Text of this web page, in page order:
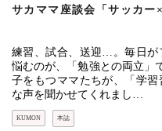
サカママ座談会「サッカー
練習、試合、送迎…。毎日が
悩むのが、「勉強との両立」
子をもつママたちが、「学
な声を聞かせてくれまし…
KUMON 本誌